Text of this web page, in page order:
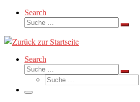
Search
Suche
Suche
Search
Suche
Suche
Suche
Menü